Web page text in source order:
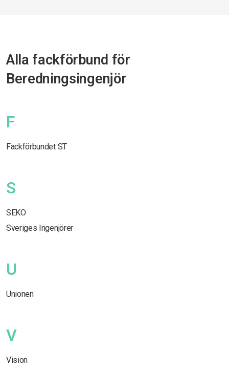
Alla fackförbund för
Beredningsingenjör
F
Fackförbundet ST
S
SEKO
Sveriges Ingenjörer
U
Unionen
V
Vision